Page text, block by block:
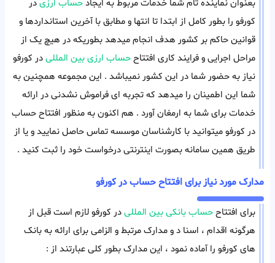
بعنوان نماینده تام شما خدمات مربوط به ایجادحساب ارزیدر
کورفو را بطور کامل از ابتدا تا انتها و مطابق با آخرین استانداردها و
قوانین حاکم بر کشور هدف انجام میدهد بطوریکه در هیچ یک از
مراحل اجرایی و فرایند کاری افتتاححساب ارزی بین المللیدر کورفو
نیاز به حضور شما در این کشور نمیباشد . این مجموعه همچنین به
شما این اطمینان را میدهد که تجربه ای فراموش نشدنی در ارائه
خدمات برای شما به ارمغان آورد . هم اکنون به منظور افتتاح حساب
در کورفو میتوانید با کارشناسان موسسه تماس حاصل نمایید و یا از
طریق همین سامانه بصورت اینترنتی درخواست خود را ثبت کنید .
مدارک مورد نیاز برای افتتاح حساب در کورفو
برای افتتاححساب بانکی بین المللیدر کورفو لازم است قبل از
هرگونه اقدام ، اسنا د و مدارک مرتبط و الزامی برای ارائه به بانک
های کورفو را آماده نمود ، این مدارک بطور کلی عبارتند از :